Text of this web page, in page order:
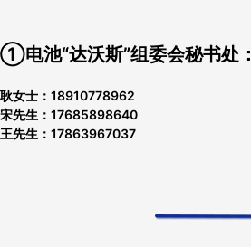
①电池“达沃斯”组委会秘书处：
耿女士：18910778962
宋先生：17685898640
王先生：17863967037